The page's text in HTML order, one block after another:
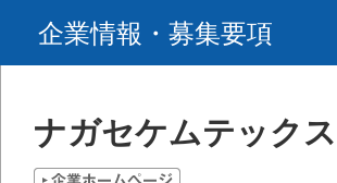
企業情報・募集要項
ナガセケムテックス